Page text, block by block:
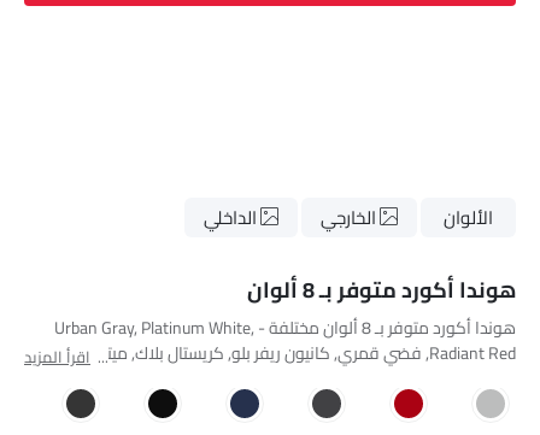
الألوان الخارجي الداخلي
هوندا أكورد متوفر بـ 8 ألوان
هوندا أكورد متوفر بـ 8 ألوان مختلفة - Urban Gray, Platinum White,
Radiant Red, فضي قمري, كانيون ريفر بلو, كريستال بلاك, ميتيورايتاقرأ المزيد